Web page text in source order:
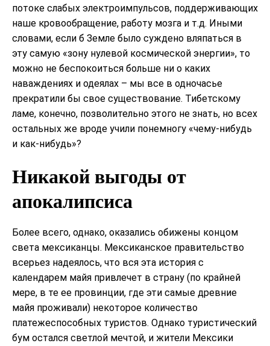
потоке слабых электроимпульсов, поддерживающих
наше кровообращение, работу мозга и т.д. Иными
словами, если б Земле было суждено вляпаться в
эту самую «зону нулевой космической энергии», то
можно не беспокоиться больше ни о каких
наваждениях и одеялах – мы все в одночасье
прекратили бы свое существование. Тибетскому
ламе, конечно, позволительно этого не знать, но всех
остальных же вроде учили понемногу «чему-нибудь
и как-нибудь»?
Никакой выгоды от
апокалипсиса
Более всего, однако, оказались обижены концом
света мексиканцы. Мексиканское правительство
всерьез надеялось, что вся эта история с
календарем майя привлечет в страну (по крайней
мере, в те ее провинции, где эти самые древние
майя проживали) некоторое количество
платежеспособных туристов. Однако туристический
бум остался светлой мечтой, и жители Мексики